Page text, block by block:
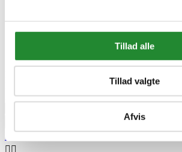
Tillad alle
Tillad valgte
Afvis
DKK 879,00Pris
 